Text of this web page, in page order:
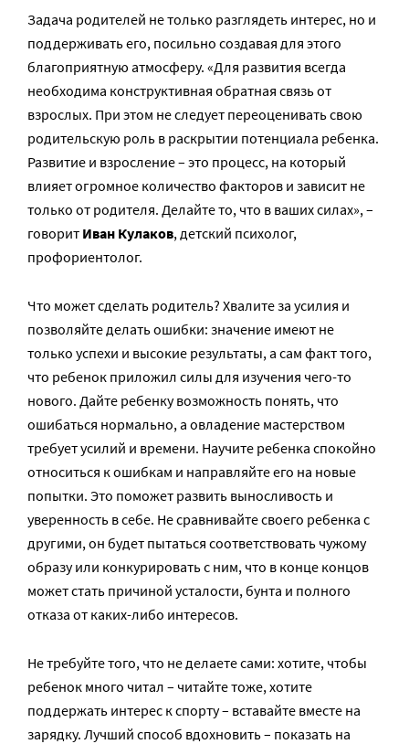
Задача родителей не только разглядеть интерес, но и
поддерживать его, посильно создавая для этого
благоприятную атмосферу. «Для развития всегда
необходима конструктивная обратная связь от
взрослых. При этом не следует переоценивать свою
родительскую роль в раскрытии потенциала ребенка.
Развитие и взросление – это процесс, на который
влияет огромное количество факторов и зависит не
только от родителя. Делайте то, что в ваших силах», –
говорит Иван Кулаков, детский психолог,
профориентолог.
Что может сделать родитель? Хвалите за усилия и
позволяйте делать ошибки: значение имеют не
только успехи и высокие результаты, а сам факт того,
что ребенок приложил силы для изучения чего-то
нового. Дайте ребенку возможность понять, что
ошибаться нормально, а овладение мастерством
требует усилий и времени. Научите ребенка спокойно
относиться к ошибкам и направляйте его на новые
попытки. Это поможет развить выносливость и
уверенность в себе. Не сравнивайте своего ребенка с
другими, он будет пытаться соответствовать чужому
образу или конкурировать с ним, что в конце концов
может стать причиной усталости, бунта и полного
отказа от каких-либо интересов.
Не требуйте того, что не делаете сами: хотите, чтобы
ребенок много читал – читайте тоже, хотите
поддержать интерес к спорту – вставайте вместе на
зарядку. Лучший способ вдохновить – показать на